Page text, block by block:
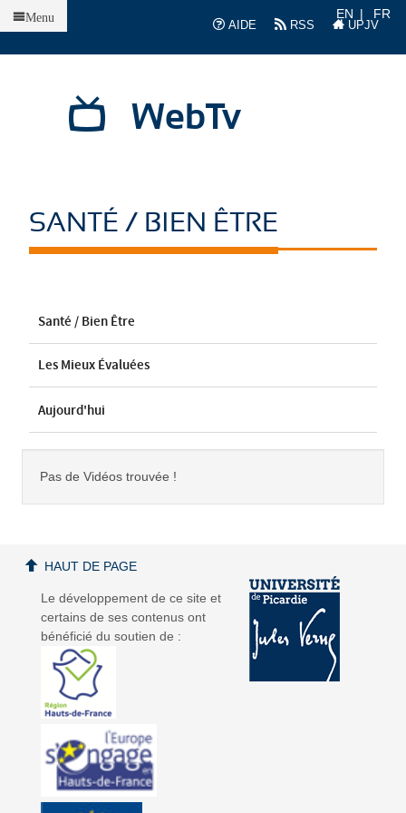
AIDE
RSS UPJV
EN FR
WebTv
Menu
SANTÉ / BIEN ÊTRE
Santé / Bien Être
Les Mieux Évaluées
Aujourd'hui
Pas de Vidéos trouvée !
Le développement de ce site et
certains de ses contenus ont
bénéficié du soutien de :
HAUT DE PAGE